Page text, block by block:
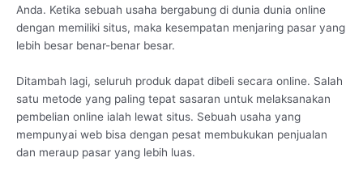
Anda. Ketika sebuah usaha bergabung di dunia dunia online
dengan memiliki situs, maka kesempatan menjaring pasar yang
lebih besar benar-benar besar.
Ditambah lagi, seluruh produk dapat dibeli secara online. Salah
satu metode yang paling tepat sasaran untuk melaksanakan
pembelian online ialah lewat situs. Sebuah usaha yang
mempunyai web bisa dengan pesat membukukan penjualan
dan meraup pasar yang lebih luas.